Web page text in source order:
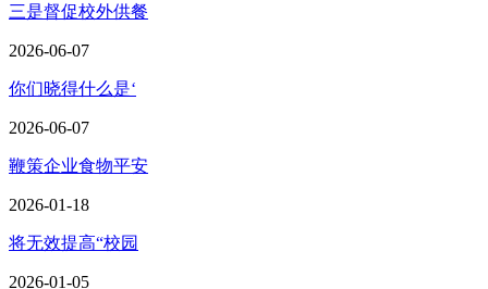
三是督促校外供餐
2026-06-07
你们晓得什么是‘
2026-06-07
鞭策企业食物平安
2026-01-18
将无效提高“校园
2026-01-05